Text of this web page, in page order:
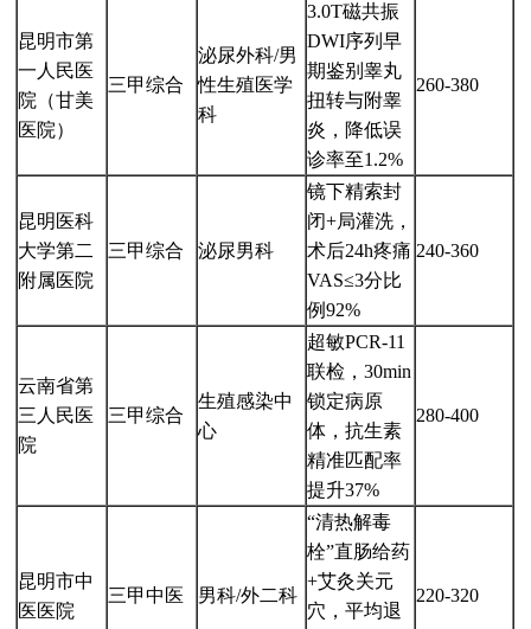
昆明市第
一人民医
院（甘美
医院）
三甲综合
泌尿外科/男
性生殖医学
科
3.0T磁共振
DWI序列早
期鉴别睾丸
扭转与附睾
炎，降低误
诊率至1.2%
260-380
昆明医科
大学第二
附属医院
三甲综合 泌尿男科
镜下精索封
闭+局灌洗，
术后24h疼痛
VAS≤3分比
例92%
240-360
云南省第
三人民医
院
三甲综合
生殖感染中
心
超敏PCR-11
联检，30min
锁定病原
体，抗生素
精准匹配率
提升37%
280-400
昆明市中
医医院
三甲中医 男科/外二科
“清热解毒
栓”直肠给药
+艾灸关元
穴，平均退
220-320